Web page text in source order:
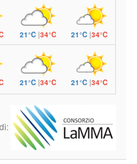
21°C|34°C 21°C |34°C
21°C|34°C 21°C |34°C